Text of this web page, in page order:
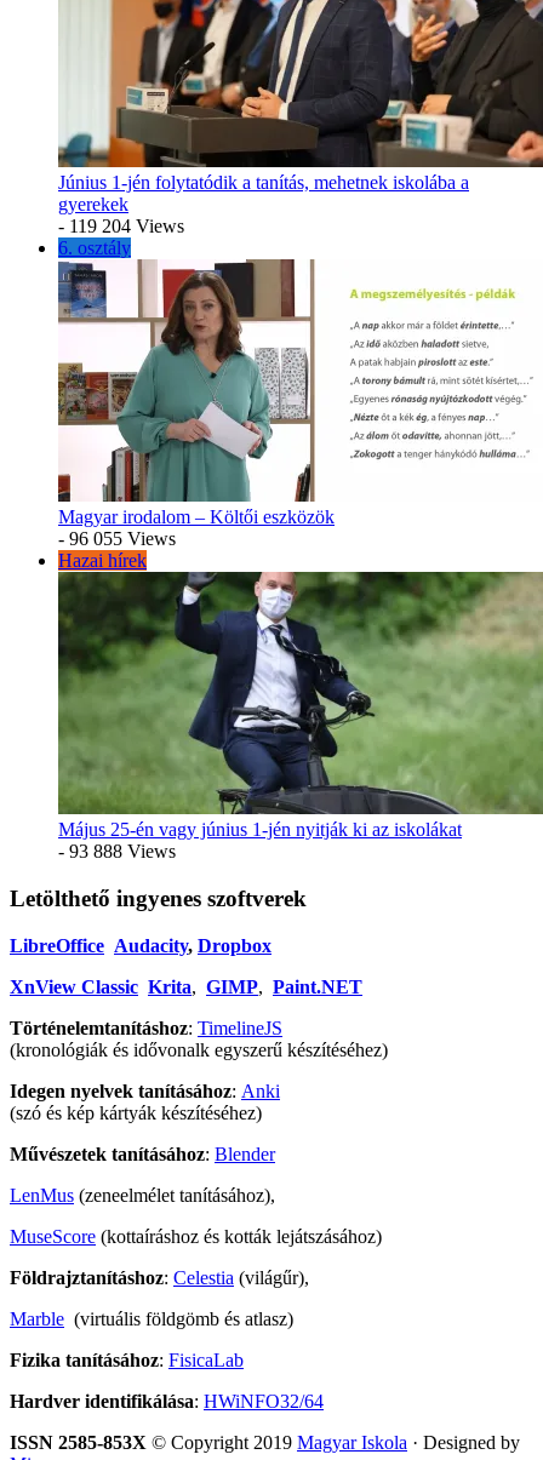
Június 1-jén folytatódik a tanítás, mehetnek iskolába a
gyerekek
- 119 204 Views
6. osztály
Magyar irodalom – Költői eszközök
- 96 055 Views
Hazai hírek
Május 25-én vagy június 1-jén nyitják ki az iskolákat
- 93 888 Views
Letölthető ingyenes szoftverek
LibreOffice Audacity, Dropbox
XnView Classic Krita, GIMP, Paint.NET
Történelemtanításhoz: TimelineJS
(kronológiák és idővonalk egyszerű készítéséhez)
Idegen nyelvek tanításához: Anki
(szó és kép kártyák készítéséhez)
Művészetek tanításához: Blender
LenMus (zeneelmélet tanításához),
MuseScore (kottaíráshoz és kották lejátszásához)
Földrajztanításhoz: Celestia (világűr),
Marble (virtuális földgömb és atlasz)
Fizika tanításához: FisicaLab
Hardver identifikálása: HWiNFO32/64
ISSN 2585-853X © Copyright 2019 Magyar Iskola · Designed by